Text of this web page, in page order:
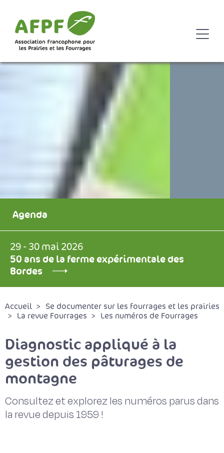
Agenda
29 - 30 mai 2026
50 ans de la ferme expérimentale des
Bordes
Accueil
Se documenter sur les fourrages et les prairies
La revue Fourrages
Les numéros de Fourrages
Diagnostic appliqué à la
gestion des pâturages de
montagne
Consultez et explorez les numéros parus dans
la revue depuis 1959 !